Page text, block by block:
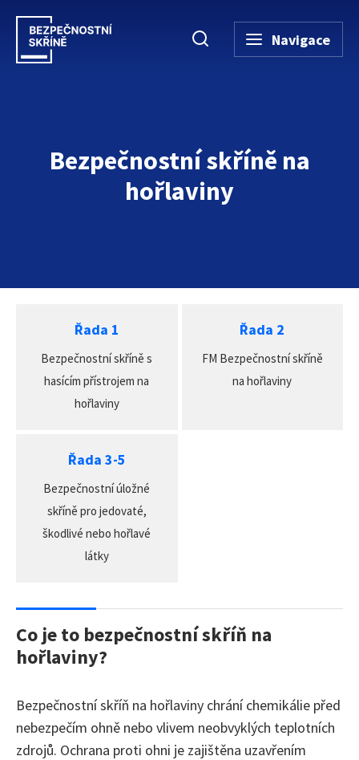
Navigace
Bezpečnostní skříně na
hořlaviny
Řada 1
Bezpečnostní skříně s
hasícím přístrojem na
hořlaviny
Řada 2
FM Bezpečnostní skříně
na hořlaviny
Řada 3-5
Bezpečnostní úložné
skříně pro jedovaté,
škodlivé nebo hořlavé
látky
Co je to bezpečnostní skříň na
hořlaviny?
Bezpečnostní skříň na hořlaviny chrání chemikálie před
nebezpečím ohně nebo vlivem neobvyklých teplotních
zdrojů. Ochrana proti ohni je zajištěna uzavřením